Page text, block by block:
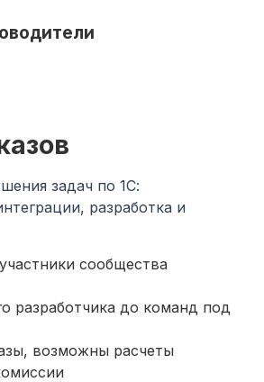
задач по 1С:
разработка и
сообщества
разработчика до команд под
возможны расчеты